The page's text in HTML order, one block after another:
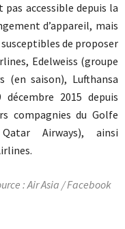
accessible depuis la
d’appareil, mais
de proposer
Edelweiss (groupe
(en saison), Lufthansa
2015 depuis
compagnies du Golfe
Airways), ainsi
: Air Asia / Facebook